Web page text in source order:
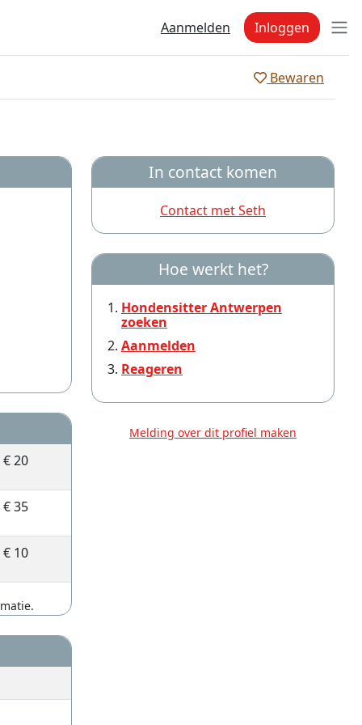
Aanmelden Inloggen
Bewaren
€ 20
€ 35
€ 10
In contact komen
Contact met Seth
Hoe werkt het?
Hondensitter Antwerpen
zoeken
Aanmelden
Reageren
Melding over dit profiel maken